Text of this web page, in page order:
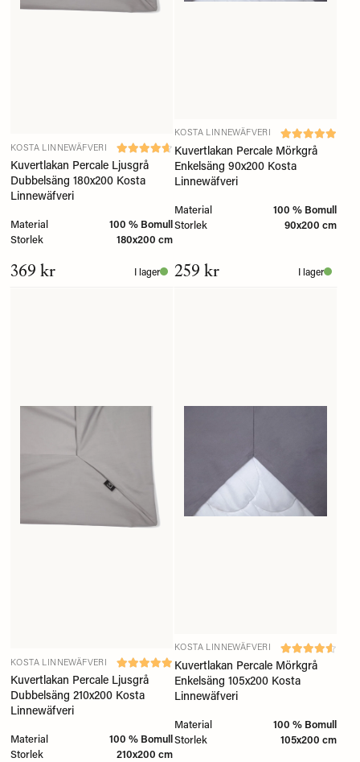
KOSTA LINNEWÄFVERI
Kuvertlakan Percale Ljusgrå
Dubbelsäng 180x200 Kosta
Linnewäfveri
Material
100 % Bomull
Storlek
180x200 cm
369 kr I lager
KOSTA LINNEWÄFVERI
Kuvertlakan Percale Mörkgrå
Enkelsäng 90x200 Kosta
Linnewäfveri
Material
100 % Bomull
Storlek
90x200 cm
259 kr I lager
KOSTA LINNEWÄFVERI
Kuvertlakan Percale Ljusgrå
Dubbelsäng 210x200 Kosta
Linnewäfveri
Material
100 % Bomull
Storlek
210x200 cm
KOSTA LINNEWÄFVERI
Kuvertlakan Percale Mörkgrå
Enkelsäng 105x200 Kosta
Linnewäfveri
Material
100 % Bomull
Storlek
105x200 cm